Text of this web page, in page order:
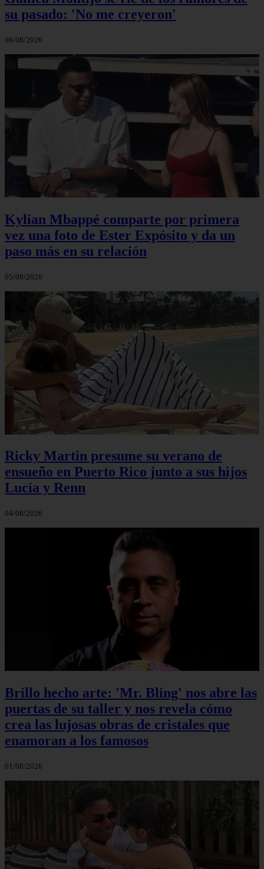
su pasado: 'No me creyeron'
06/08/2026
Kylian Mbappé comparte por primera
vez una foto de Ester Expósito y da un
paso más en su relación
05/08/2026
Ricky Martin presume su verano de
ensueño en Puerto Rico junto a sus hijos
Lucía y Renn
04/08/2026
Brillo hecho arte: 'Mr. Bling' nos abre las
puertas de su taller y nos revela cómo
crea las lujosas obras de cristales que
enamoran a los famosos
01/08/2026